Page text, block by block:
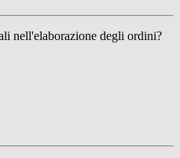
nell'elaborazione degli ordini?